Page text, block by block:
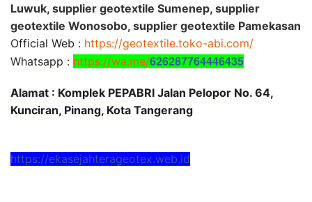
Luwuk, supplier geotextile Sumenep, supplier
geotextile Wonosobo, supplier geotextile Pamekasan
Official Web : https://geotextile.toko-abi.com/
Whatsapp : https://wa.me/626287764446435
Alamat : Komplek PEPABRI Jalan Pelopor No. 64,
Kunciran, Pinang, Kota Tangerang
https://ekasejahterageotex.web.id